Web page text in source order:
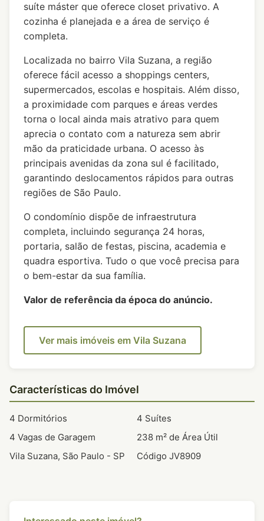
suíte máster que oferece closet privativo. A
cozinha é planejada e a área de serviço é
completa.
Localizada no bairro Vila Suzana, a região
oferece fácil acesso a shoppings centers,
supermercados, escolas e hospitais. Além disso,
a proximidade com parques e áreas verdes
torna o local ainda mais atrativo para quem
aprecia o contato com a natureza sem abrir
mão da praticidade urbana. O acesso às
principais avenidas da zona sul é facilitado,
garantindo deslocamentos rápidos para outras
regiões de São Paulo.
O condomínio dispõe de infraestrutura
completa, incluindo segurança 24 horas,
portaria, salão de festas, piscina, academia e
quadra esportiva. Tudo o que você precisa para
o bem-estar da sua família.
Valor de referência da época do anúncio.
Ver mais imóveis em Vila Suzana
Características do Imóvel
4 Dormitórios
4 Suítes
4 Vagas de Garagem
238 m² de Área Útil
Vila Suzana, São Paulo - SP
Código JV8909